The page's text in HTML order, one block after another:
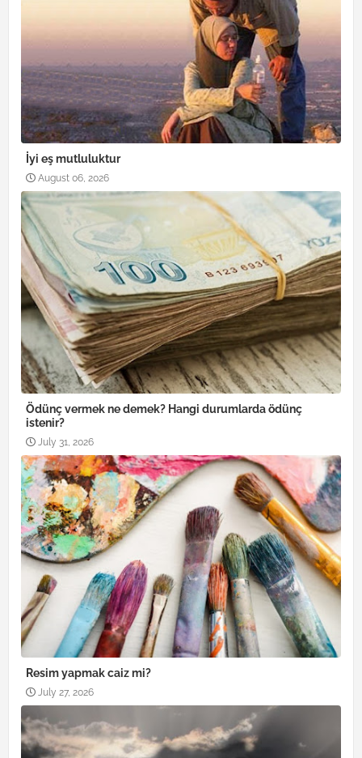
İyi eş mutluluktur
August 06, 2026
Ödünç vermek ne demek? Hangi durumlarda ödünç
istenir?
July 31, 2026
Resim yapmak caiz mi?
July 27, 2026